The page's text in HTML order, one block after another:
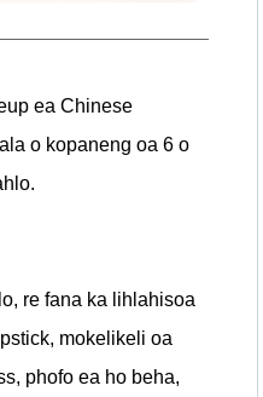
ea Chinese
o kopaneng oa 6 o
re fana ka lihlahisoa
mokelikeli oa
phofo ea ho beha,